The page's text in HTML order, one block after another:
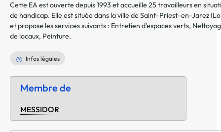
Cette EA est ouverte depuis 1993 et accueille 25 travailleurs en
de handicap. Elle est située dans la ville deSaint-Priest-en-Jarez(
et propose les services suivants : Entretien d'espaces verts,
de locaux, Peinture.
Infos légales
Membre de
MESSIDOR